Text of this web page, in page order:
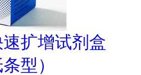
扩增试剂盒
型）